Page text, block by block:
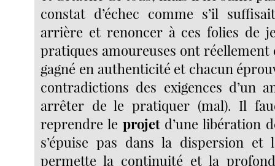
constat d’échec comme s’il
arrière et renoncer à ces folies de
pratiques amoureuses ont réellement
gagné en authenticité et chacun
contradictions des exigences d’un
arrêter de le pratiquer (mal). Il
reprendre le projetd’une libération
s’épuise pas dans la dispersion et
permette la continuité et la